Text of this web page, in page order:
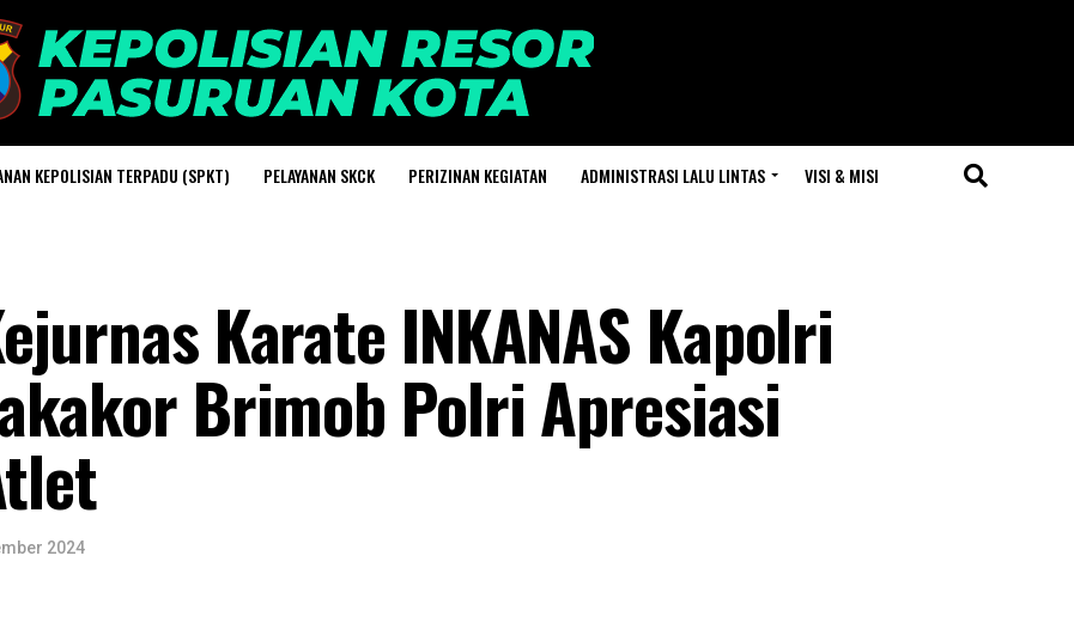
KEPOLISIAN TERPADU (SPKT) PELAYANAN SKCK PERIZINAN KEGIATAN ADMINISTRASI LALU LINTAS VISI & MISI
Karate INKANAS Kapolri
Brimob Polri Apresiasi
2024